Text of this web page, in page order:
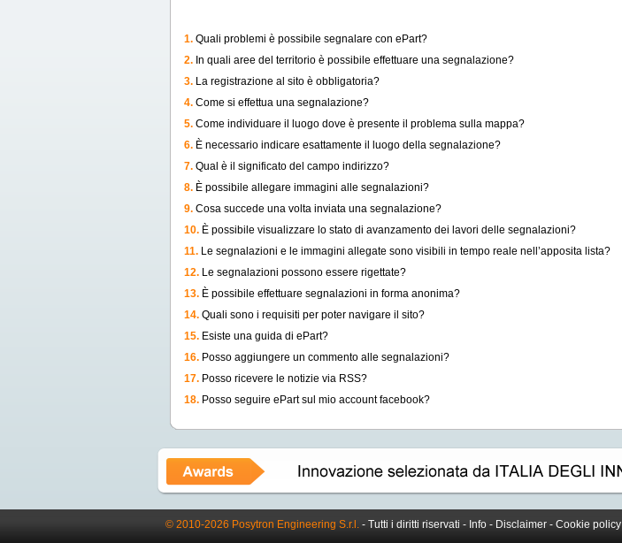
1. Quali problemi è possibile segnalare con ePart?
2. In quali aree del territorio è possibile effettuare una segnalazione?
3. La registrazione al sito è obbligatoria?
4. Come si effettua una segnalazione?
5. Come individuare il luogo dove è presente il problema sulla mappa?
6. È necessario indicare esattamente il luogo della segnalazione?
7. Qual è il significato del campo indirizzo?
8. È possibile allegare immagini alle segnalazioni?
9. Cosa succede una volta inviata una segnalazione?
10. È possibile visualizzare lo stato di avanzamento dei lavori delle segnalazioni?
11. Le segnalazioni e le immagini allegate sono visibili in tempo reale nell’apposita lista?
12. Le segnalazioni possono essere rigettate?
13. È possibile effettuare segnalazioni in forma anonima?
14. Quali sono i requisiti per poter navigare il sito?
15. Esiste una guida di ePart?
16. Posso aggiungere un commento alle segnalazioni?
17. Posso ricevere le notizie via RSS?
18. Posso seguire ePart sul mio account facebook?
© 2010-2026 Posytron Engineering S.r.l. - Tutti i diritti riservati - Info - Disclaimer - Cookie policy